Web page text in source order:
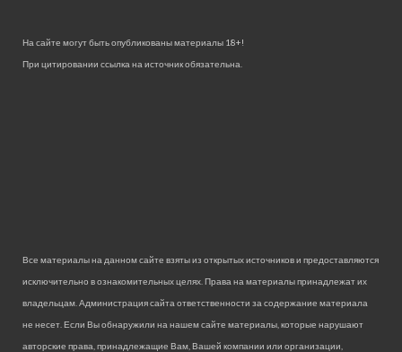
На сайте могут быть опубликованы материалы 18+!
При цитировании ссылка на источник обязательна.
Все материалы на данном сайте взяты из открытых источников и предоставляются
исключительно в ознакомительных целях. Права на материалы принадлежат их
владельцам. Администрация сайта ответственности за содержание материала
не несет. Если Вы обнаружили на нашем сайте материалы, которые нарушают
авторские права, принадлежащие Вам, Вашей компании или организации,